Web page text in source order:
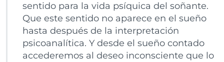
sentido para la vida psíquica del soñante.
Que este sentido no aparece en el sueño
hasta después de la interpretación
psicoanalítica. Y desde el sueño contado
accederemos al deseo inconsciente que lo